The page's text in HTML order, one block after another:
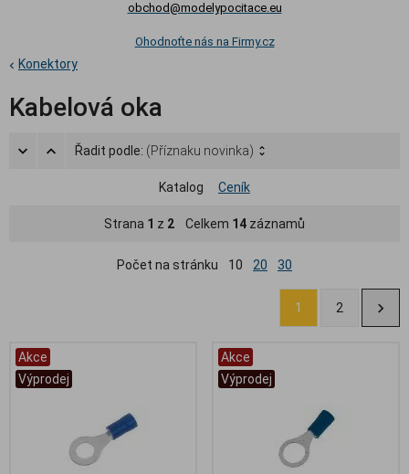
obchod@modelypocitace.eu
Ohodnoťte nás na Firmy.cz
Konektory
Kabelová oka
Řadit podle: (Příznaku novinka)
Katalog Ceník
Strana 1 z 2 Celkem 14 záznamů
Počet na stránku 10 20 30
1 2
Akce
Výprodej
Akce
Výprodej